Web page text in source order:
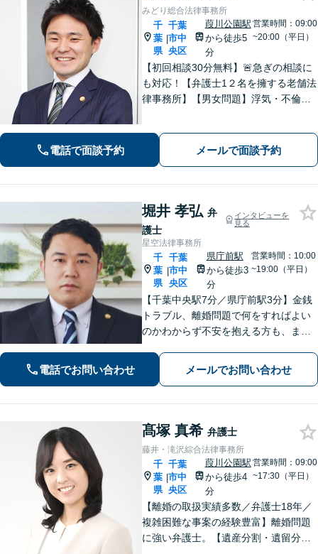
みどり総合法律事務所
千
葉
県
|
千葉
市中
央区
葭川公園駅
から徒歩5
分
営業時間：09:00
~20:00（平日）
【初回相談30分無料】🚨急ぎの相談に
も対応！【弁護士1２名を擁する老舗法
律事務所】【男女問題】浮気・不倫の
【債権回収】売掛金の回収はお任せ
【葭川公園駅5分／千葉中央駅10分】
電話で面談予約 メールで面談予約
堀井 孝弘 弁
護士
インタビューを
見る
星空法律事務所
千
葉
県
|
千葉
市中
央区
県庁前駅
から徒歩3
分
営業時間：10:00
~19:00（平日）
【千葉中央駅7分／県庁前駅3分】金銭
トラブル、離婚問題で何をすればよい
のかわからず不安を抱える方も、まず
故：軽微に見えるケガでも、裁判基準
で算定すれば賠償額が大幅に増額され
電話でお問い合わせ メールでお問い合わせ
髙塚 真希 弁護士
藤井・滝沢綜合法律事務所
千
葉
県
|
千葉
市中
央区
葭川公園駅
から徒歩4
分
営業時間：09:00
~17:30（平日）
【離婚の取扱実績多数／弁護士18年／
複雑困難な事案の経験豊富】離婚問題
に強い弁護士。【遺産分割・遺留分・